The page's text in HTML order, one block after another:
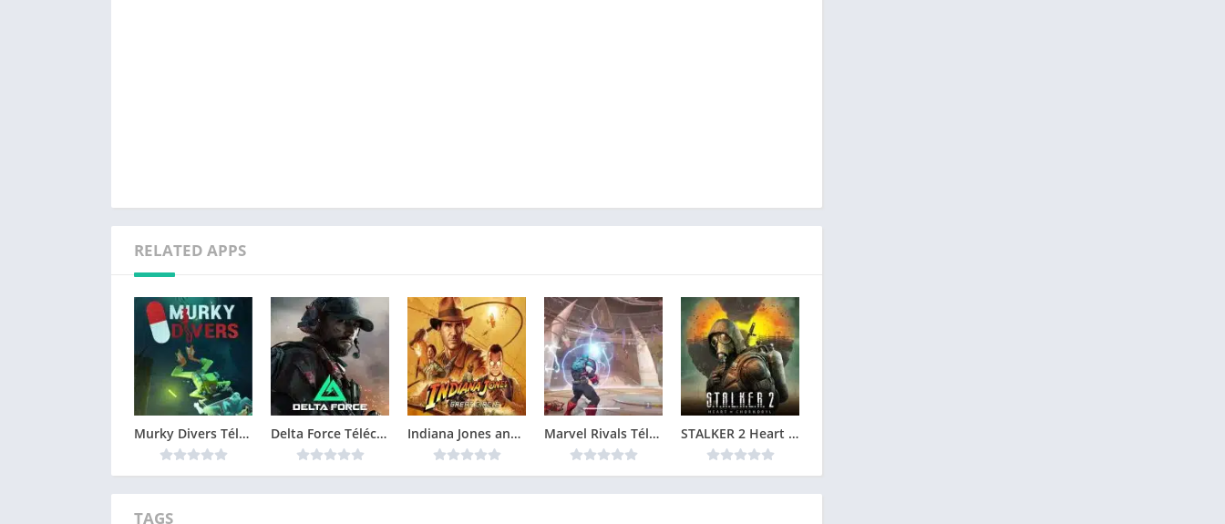
RELATED APPS
Murky Divers Télécharger jeu PC Delta Force Télécharger jeu PC Indiana Jones and the Great Circle Télécharger jeu PC Marvel Rivals Télécharger jeu PC STALKER 2 Heart of Chornobyl Télécharger jeu PC
TAGS